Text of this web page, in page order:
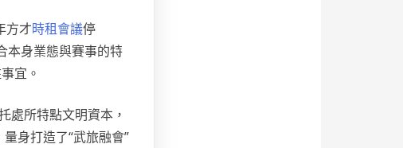
方才時租會議停
本身業態與賽事的特
宜。
處所特點文明資本，
身打造了“武旅融會”